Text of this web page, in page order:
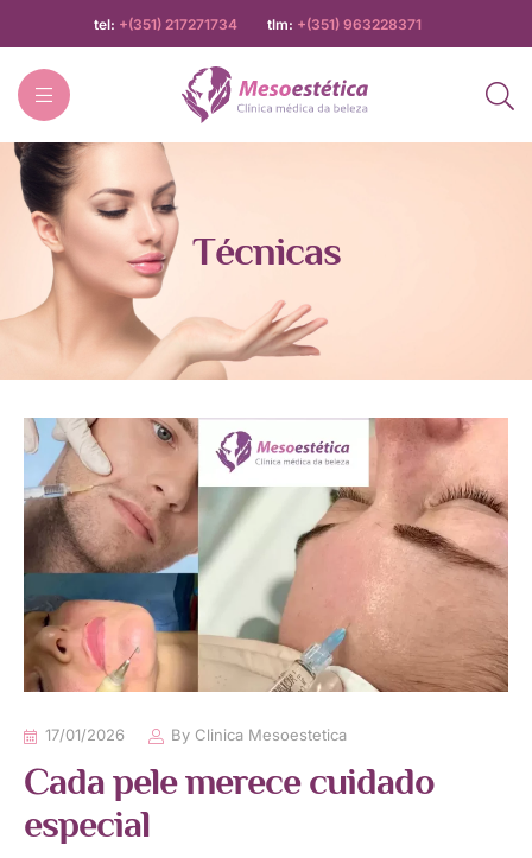
tel: +(351) 217271734 tlm: +(351) 963228371
Mesoestética
Тécnicas
17/01/2026 By Clinica Mesoestetica
Cada pele merece cuidado
especial